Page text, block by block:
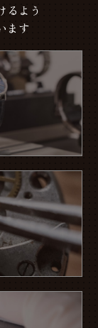
るよう
ます